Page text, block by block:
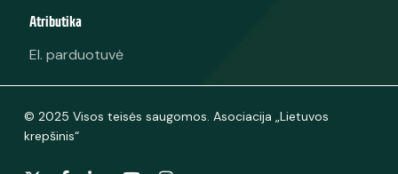
Atributika
El. parduotuvė
© 2025 Visos teisės saugomos. Asociacija „Lietuvos
krepšinis“